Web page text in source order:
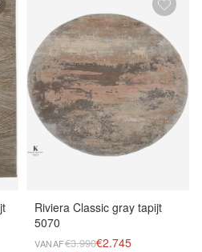
Riviera Classic gray tapijt
5070
VANAF€3.990€2.745